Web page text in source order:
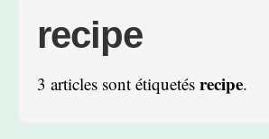
recipe
3 articles sont étiquetés recipe.